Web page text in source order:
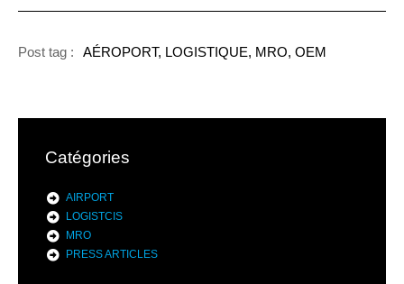
Post tag : AÉROPORT, LOGISTIQUE, MRO, OEM
Catégories
AIRPORT
LOGISTCIS
MRO
PRESS ARTICLES